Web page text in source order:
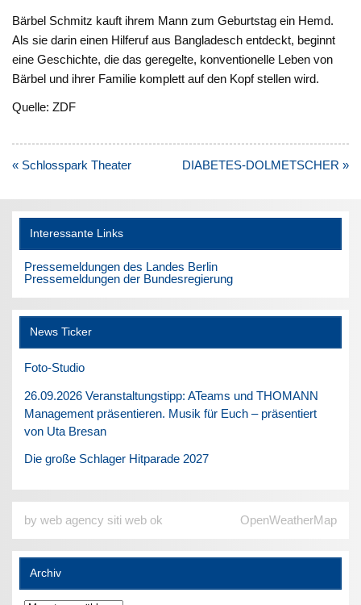
Bärbel Schmitz kauft ihrem Mann zum Geburtstag ein Hemd.
Als sie darin einen Hilferuf aus Bangladesch entdeckt, beginnt
eine Geschichte, die das geregelte, konventionelle Leben von
Bärbel und ihrer Familie komplett auf den Kopf stellen wird.
Quelle: ZDF
Beitragsnavigation
« Schlosspark Theater DIABETES-DOLMETSCHER »
Interessante Links
Pressemeldungen des Landes Berlin
Pressemeldungen der Bundesregierung
News Ticker
Foto-Studio
26.09.2026 Veranstaltungstipp: ATeams und THOMANN
Management präsentieren. Musik für Euch – präsentiert
von Uta Bresan
Die große Schlager Hitparade 2027
by web agency siti web ok OpenWeatherMap
Archiv